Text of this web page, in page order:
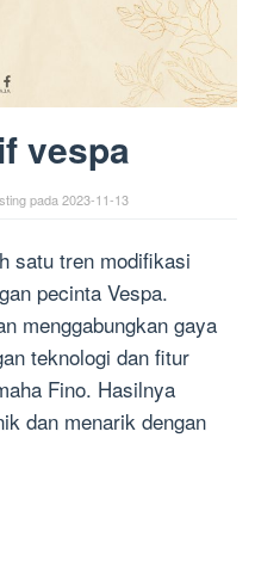
vespa
pada 2023-11-13
satu tren modifikasi
pecinta Vespa.
menggabungkan gaya
teknologi dan fitur
Fino. Hasilnya
dan menarik dengan